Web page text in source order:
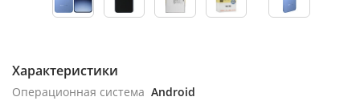
Характеристики
Операционная система Android